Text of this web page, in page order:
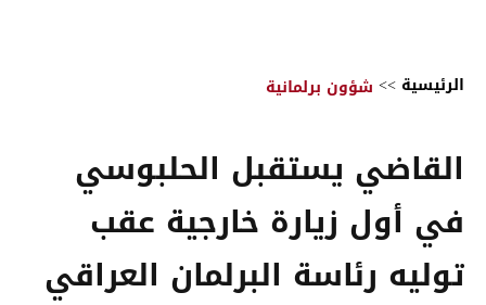
الرئيسية >> شؤون برلمانية
القاضي يستقبل الحلبوسي
في أول زيارة خارجية عقب
توليه رئاسة البرلمان العراقي